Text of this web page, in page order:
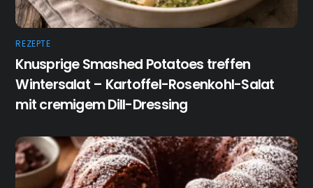
REZEPTE
Knusprige Smashed Potatoes treffen
Wintersalat – Kartoffel-Rosenkohl-Salat
mit cremigem Dill-Dressing